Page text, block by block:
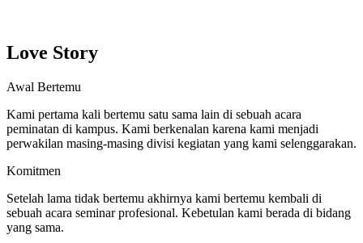
Love Story
Awal Bertemu
Kami pertama kali bertemu satu sama lain di sebuah acara
peminatan di kampus. Kami berkenalan karena kami menjadi
perwakilan masing-masing divisi kegiatan yang kami selenggarakan.
Komitmen
Setelah lama tidak bertemu akhirnya kami bertemu kembali di
sebuah acara seminar profesional. Kebetulan kami berada di bidang
yang sama.